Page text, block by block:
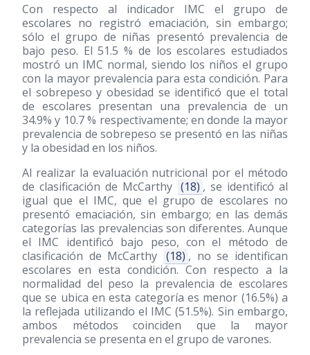
Con respecto al indicador IMC el grupo de
escolares no registró emaciación, sin embargo;
sólo el grupo de niñas presentó prevalencia de
bajo peso. El 51.5 % de los escolares estudiados
mostró un IMC normal, siendo los niños el grupo
con la mayor prevalencia para esta condición. Para
el sobrepeso y obesidad se identificó que el total
de escolares presentan una prevalencia de un
34.9% y 10.7 % respectivamente; en donde la mayor
prevalencia de sobrepeso se presentó en las niñas
y la obesidad en los niños.
Al realizar la evaluación nutricional por el método
de clasificación de McCarthy (18) , se identificó al
igual que el IMC, que el grupo de escolares no
presentó emaciación, sin embargo; en las demás
categorías las prevalencias son diferentes. Aunque
el IMC identificó bajo peso, con el método de
clasificación de McCarthy (18) , no se identifican
escolares en esta condición. Con respecto a la
normalidad del peso la prevalencia de escolares
que se ubica en esta categoría es menor (16.5%) a
la reflejada utilizando el IMC (51.5%). Sin embargo,
ambos métodos coinciden que la mayor
prevalencia se presenta en el grupo de varones.